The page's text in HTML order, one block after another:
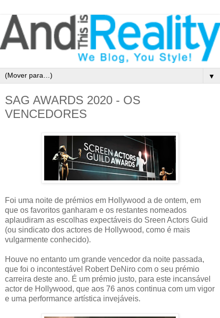
▼
SAG AWARDS 2020 - OS
VENCEDORES
Foi uma noite de prémios em Hollywood a de ontem, em
que os favoritos ganharam e os restantes nomeados
aplaudiram as escolhas expectáveis do Sreen Actors Guid
(ou sindicato dos actores de Hollywood, como é mais
vulgarmente conhecido).
Houve no entanto um grande vencedor da noite passada,
que foi o incontestável Robert DeNiro com o seu prémio
carreira deste ano. É um prémio justo, para este incansável
actor de Hollywood, que aos 76 anos continua com um vigor
e uma performance artística invejáveis.